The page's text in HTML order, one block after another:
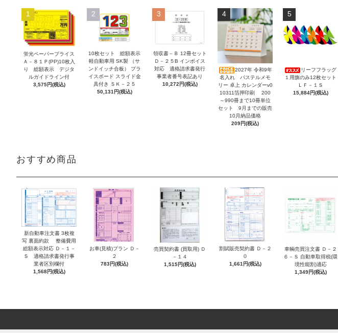
1
蛍光ペーパープライス
Ａ－８１Ｐ(PP)10枚入
り 総額表示 デジタ
ルガイドライン付
3,575円(税込)
2
10枚セット 総額表示
軽自動車用 SK製 （サ
ンドイッチ合板） プラ
イスボード スライド金
具付き ＳＫ－２５
50,131円(税込)
3
領収書－Ｂ 12冊セット
Ｄ－２５B インボイス
対応 適格請求書発行
事業者番号表記あり
10,272円(税込)
4
2027年 令和9年
名入れ パステルメモ
リー 卓上 カレンダーv0
10311箔押印刷 200
～990冊まで10冊単位
セット 9月までの販売
10月納品価格
209円(税込)
5
リーフフラッグ
１用旗のみ12枚セット
ＬＦ－１Ｓ
15,884円(税込)
おすすめ商品
新自動車注文書 3枚複
写 裏面約款 整備費用
総額表示対応 Ｄ－１－
Ｓ 適格請求書発行事
業者区別欄付
1,568円(税込)
お車(見積)プラン Ｄ－
２
783円(税込)
売買契約書 (買取用) Ｄ
－１４
1,515円(税込)
割賦販売契約書 Ｄ－２
０
1,661円(税込)
車輌売買注文書 Ｄ－２
６－Ｓ 自動車取得税(環
境性能割)適応
1,349円(税込)